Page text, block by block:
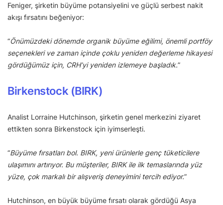
Feniger, şirketin büyüme potansiyelini ve güçlü serbest nakit
akışı fırsatını beğeniyor:
“Önümüzdeki dönemde organik büyüme eğilimi, önemli portföy
seçenekleri ve zaman içinde çoklu yeniden değerleme hikayesi
gördüğümüz için, CRH’yi yeniden izlemeye başladık.”
Birkenstock (BIRK)
Analist Lorraine Hutchinson, şirketin genel merkezini ziyaret
ettikten sonra Birkenstock için iyimserleşti.
“Büyüme fırsatları bol. BIRK, yeni ürünlerle genç tüketicilere
ulaşımını artırıyor. Bu müşteriler, BIRK ile ilk temaslarında yüz
yüze, çok markalı bir alışveriş deneyimini tercih ediyor.”
Hutchinson, en büyük büyüme fırsatı olarak gördüğü Asya